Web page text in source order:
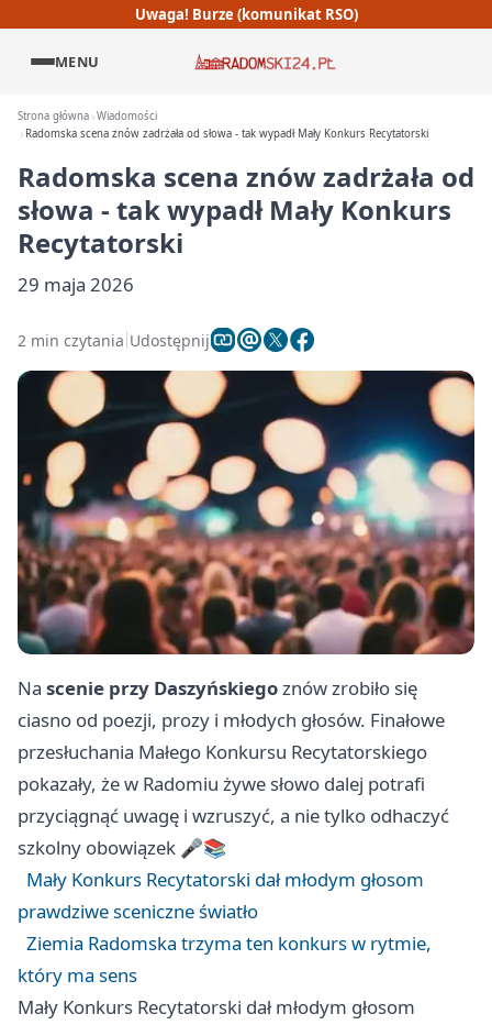
Uwaga! Burze (komunikat RSO)
MENU
Strona główna Wiadomości
Radomska scena znów zadrżała od słowa - tak wypadł Mały Konkurs Recytatorski
Radomska scena znów zadrżała od
słowa - tak wypadł Mały Konkurs
Recytatorski
29 maja 2026
2 min czytania Udostępnij
Na scenie przy Daszyńskiegoznów zrobiło się
ciasno od poezji, prozy i młodych głosów. Finałowe
przesłuchania Małego Konkursu Recytatorskiego
pokazały, że w Radomiu żywe słowo dalej potrafi
przyciągnąć uwagę i wzruszyć, a nie tylko odhaczyć
szkolny obowiązek 🎤📚
Mały Konkurs Recytatorski dał młodym głosom
prawdziwe sceniczne światło
Ziemia Radomska trzyma ten konkurs w rytmie,
który ma sens
Mały Konkurs Recytatorski dał młodym głosom